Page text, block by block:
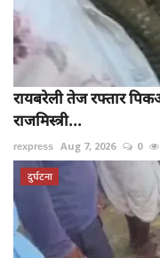
रायबरेली तेज रफ्तार
राजमिस्त्री...
rexpress Aug 7, 2026 0
दुर्घटना